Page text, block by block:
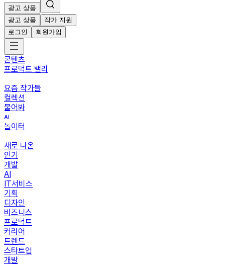
광고 상품
광고 상품
작가 지원
로그인
회원가입
콘텐츠
프로덕트 밸리
요즘 작가들
컬렉션
물어봐
놀이터
새로 나온
인기
개발
AI
IT서비스
기획
디자인
비즈니스
프로덕트
커리어
트렌드
스타트업
개발